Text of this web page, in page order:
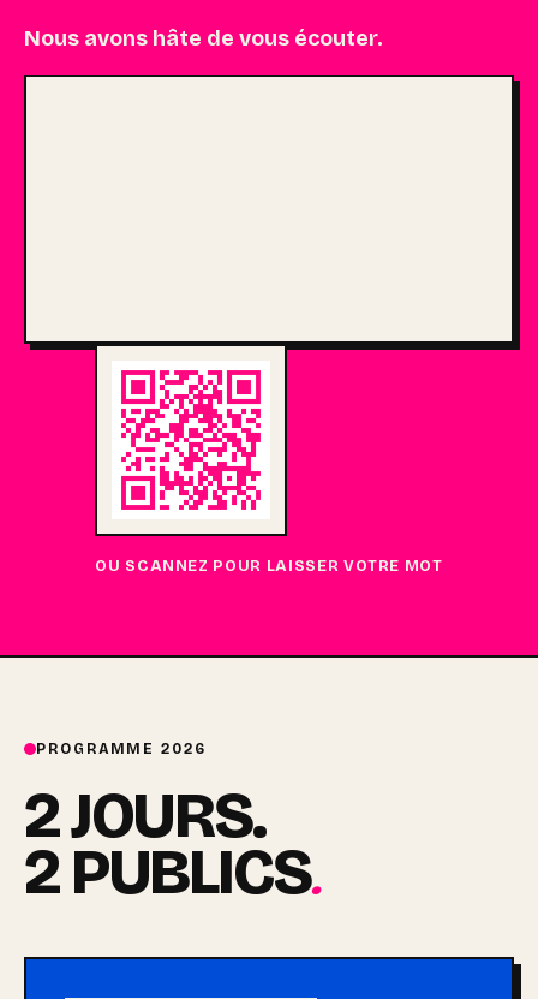
Nous avons hâte de vous écouter.
OU SCANNEZ POUR LAISSER VOTRE MOT
PROGRAMME 2026
2 JOURS.
2 PUBLICS.